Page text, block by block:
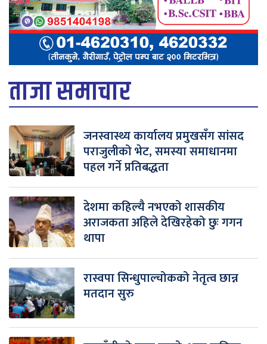
ताजा समाचार
जनस्वास्थ्य कार्यालय प्रमुखसँग सांसद
पराजुलीको भेट, समस्या समाधानमा
पहल गर्ने प्रतिबद्धता
देशमा कहिल्यै नभएको शासकीय
अराजकता अहिले देखिरहेको छुः गगन
थापा
रास्वपा सिन्धुपाल्चोकको नेतृत्व छान्न
मतदान सुरु